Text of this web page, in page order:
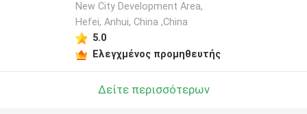
New City Development Area,
Hefei, Anhui, China ,China
5.0
Ελεγχμένος προμηθευτής
Δείτε περισσότερων